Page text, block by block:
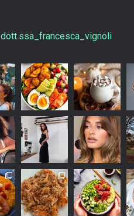
dott.ssa_francesca_vignoli